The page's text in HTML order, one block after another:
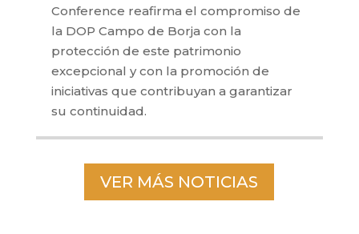
Conference reafirma el compromiso de
la DOP Campo de Borja con la
protección de este patrimonio
excepcional y con la promoción de
iniciativas que contribuyan a garantizar
su continuidad.
VER MÁS NOTICIAS